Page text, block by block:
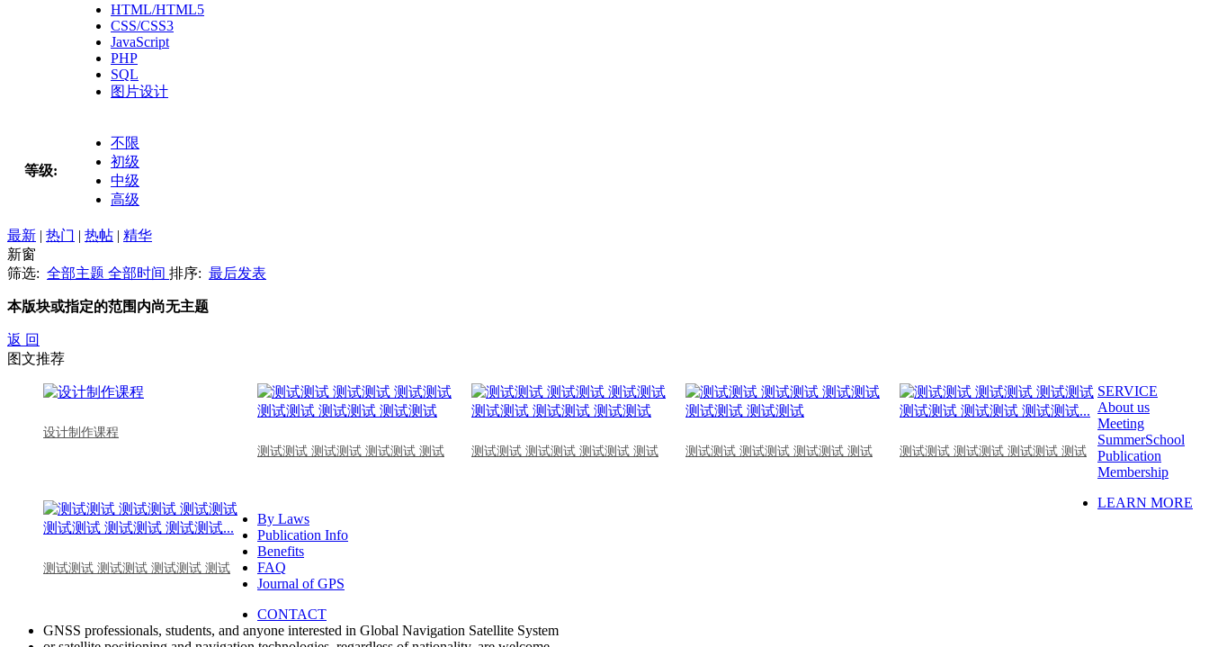
HTML/HTML5
CSS/CSS3
JavaScript
PHP
SQL
图片设计
等级:
不限
初级
中级
高级
最新 | 热门 | 热帖 | 精华
新窗
筛选: 全部主题 全部时间 排序: 最后发表
本版块或指定的范围内尚无主题
返 回
图文推荐
设计制作课程
测试测试 测试测试 测试测试 测试
测试测试 测试测试 测试测试 测试 测试测试 测试测试 测试测试 测试 测试测试 测试测试 测试测试 测试
测试测试 测试测试 测试测试 测试
SERVICE
About us
Meeting
SummerSchool
Publication
Membership
LEARN MORE
By Laws
Publication Info
Benefits
FAQ
Journal of GPS
CONTACT
GNSS professionals, students, and anyone interested in Global Navigation Satellite System